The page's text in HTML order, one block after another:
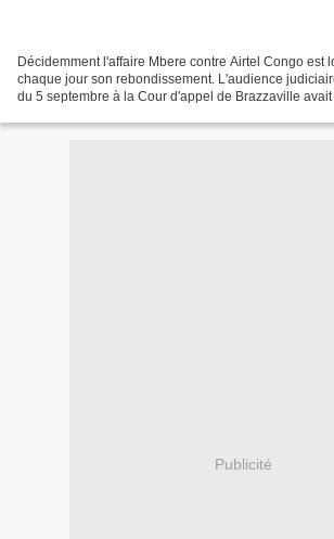
Décidemment l'affaire Mbere contre Airtel Congo est
chaque jour son rebondissement. L'audience
du 5 septembre à la Cour d'appel de Brazzaville
Publicité